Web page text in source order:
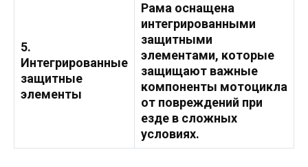
5.
Интегрированные
защитные
элементы
Рама оснащена
интегрированными
защитными
элементами, которые
защищают важные
компоненты мотоцикла
от повреждений при
езде в сложных
условиях.